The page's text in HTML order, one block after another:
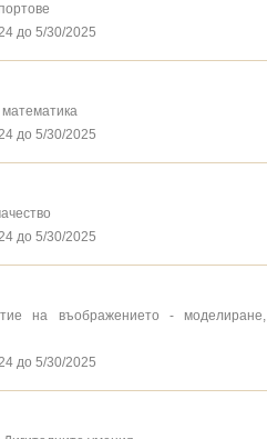
до 5/30/2025
до 5/30/2025
до 5/30/2025
на въображението - моделиране,
до 5/30/2025